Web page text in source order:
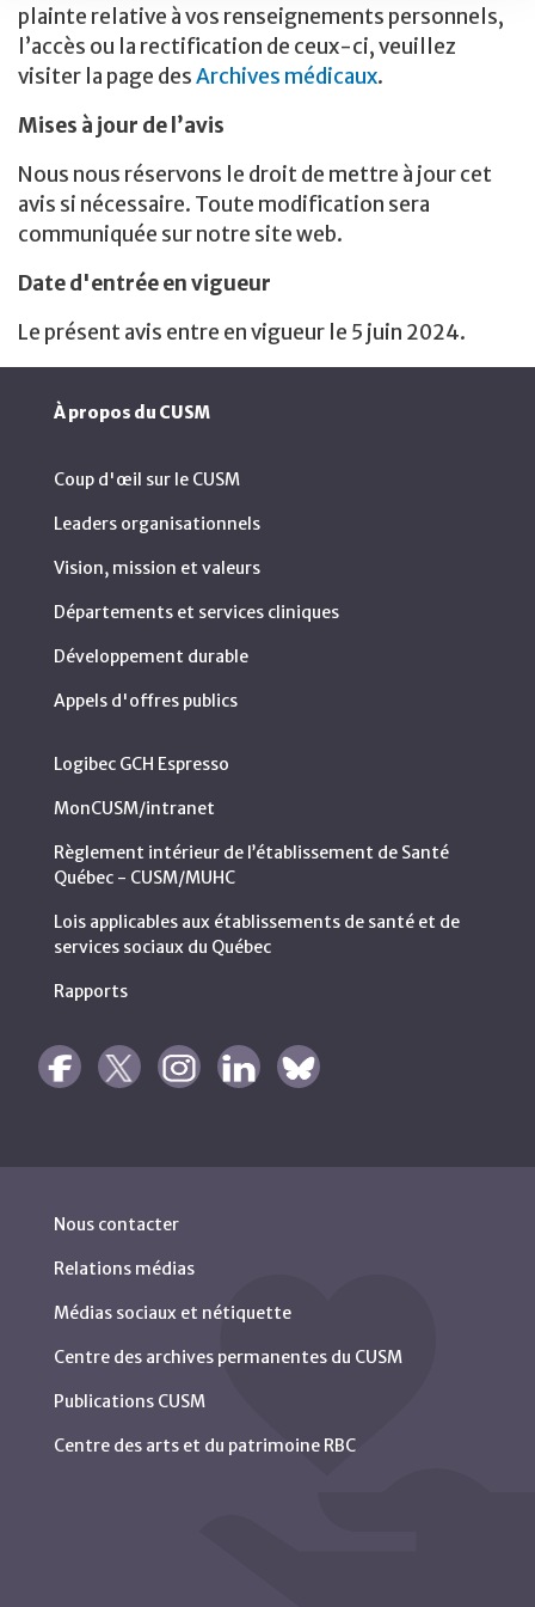
plainte relative à vos renseignements personnels,
l’accès ou la rectification de ceux-ci, veuillez
visiter la page desArchives médicaux.
Mises à jour de l’avis
Nous nous réservons le droit de mettre à jour cet
avis si nécessaire. Toute modification sera
communiquée sur notre site web.
Date d'entrée en vigueur
Le présent avis entre en vigueur le 5 juin 2024.
À propos du CUSM
Coup d'œil sur le CUSM
Leaders organisationnels
Vision, mission et valeurs
Départements et services cliniques
Développement durable
Appels d'offres publics
Logibec GCH Espresso
MonCUSM/intranet
Règlement intérieur de l’établissement de Santé
Québec - CUSM/MUHC
Lois applicables aux établissements de santé et de
services sociaux du Québec
Rapports
Nous contacter
Relations médias
Médias sociaux et nétiquette
Centre des archives permanentes du CUSM
Publications CUSM
Centre des arts et du patrimoine RBC